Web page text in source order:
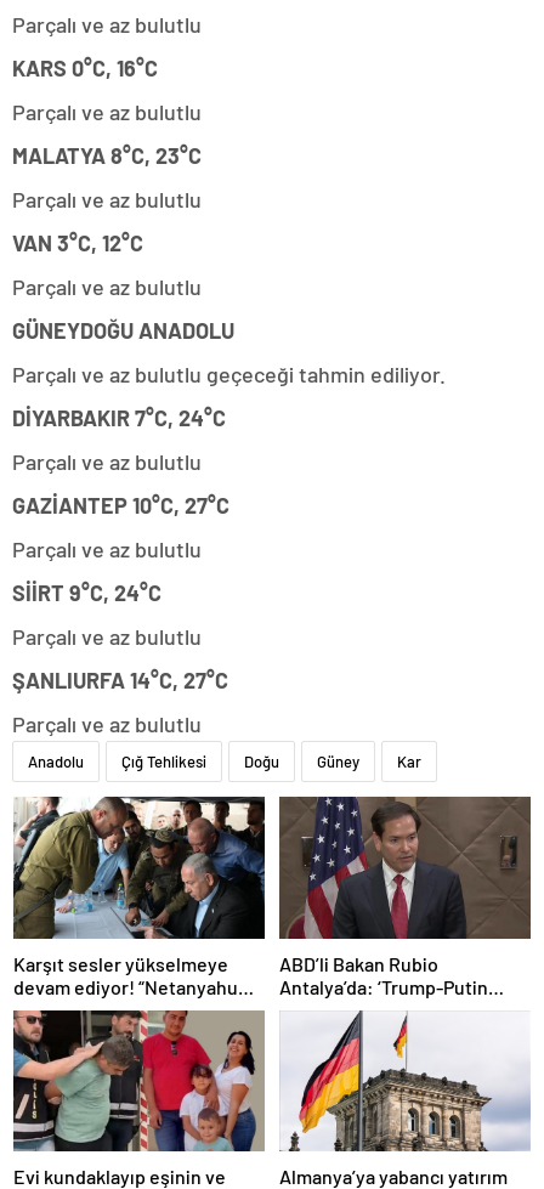
Parçalı ve az bulutlu
KARS 0°C, 16°C
Parçalı ve az bulutlu
MALATYA 8°C, 23°C
Parçalı ve az bulutlu
VAN 3°C, 12°C
Parçalı ve az bulutlu
GÜNEYDOĞU ANADOLU
Parçalı ve az bulutlu geçeceği tahmin ediliyor.
DİYARBAKIR 7°C, 24°C
Parçalı ve az bulutlu
GAZİANTEP 10°C, 27°C
Parçalı ve az bulutlu
SİİRT 9°C, 24°C
Parçalı ve az bulutlu
ŞANLIURFA 14°C, 27°C
Parçalı ve az bulutlu
Anadolu Çığ Tehlikesi Doğu Güney Kar
Karşıt sesler yükselmeye
devam ediyor! “Netanyahu
geleceğimizi Gazze’nin
kumlarına gömüyor”
ABD’li Bakan Rubio
Antalya’da: ‘Trump-Putin
görüşmedikçe başaramayız’
Evi kundaklayıp eşinin ve
Almanya’ya yabancı yatırım